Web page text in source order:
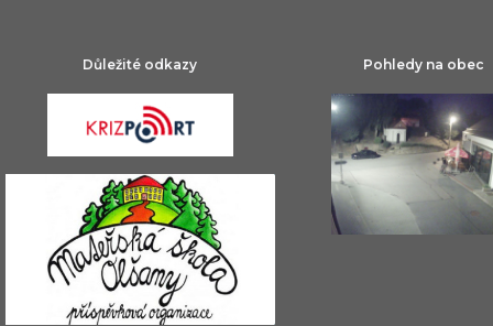
Důležité odkazy Pohledy na obec